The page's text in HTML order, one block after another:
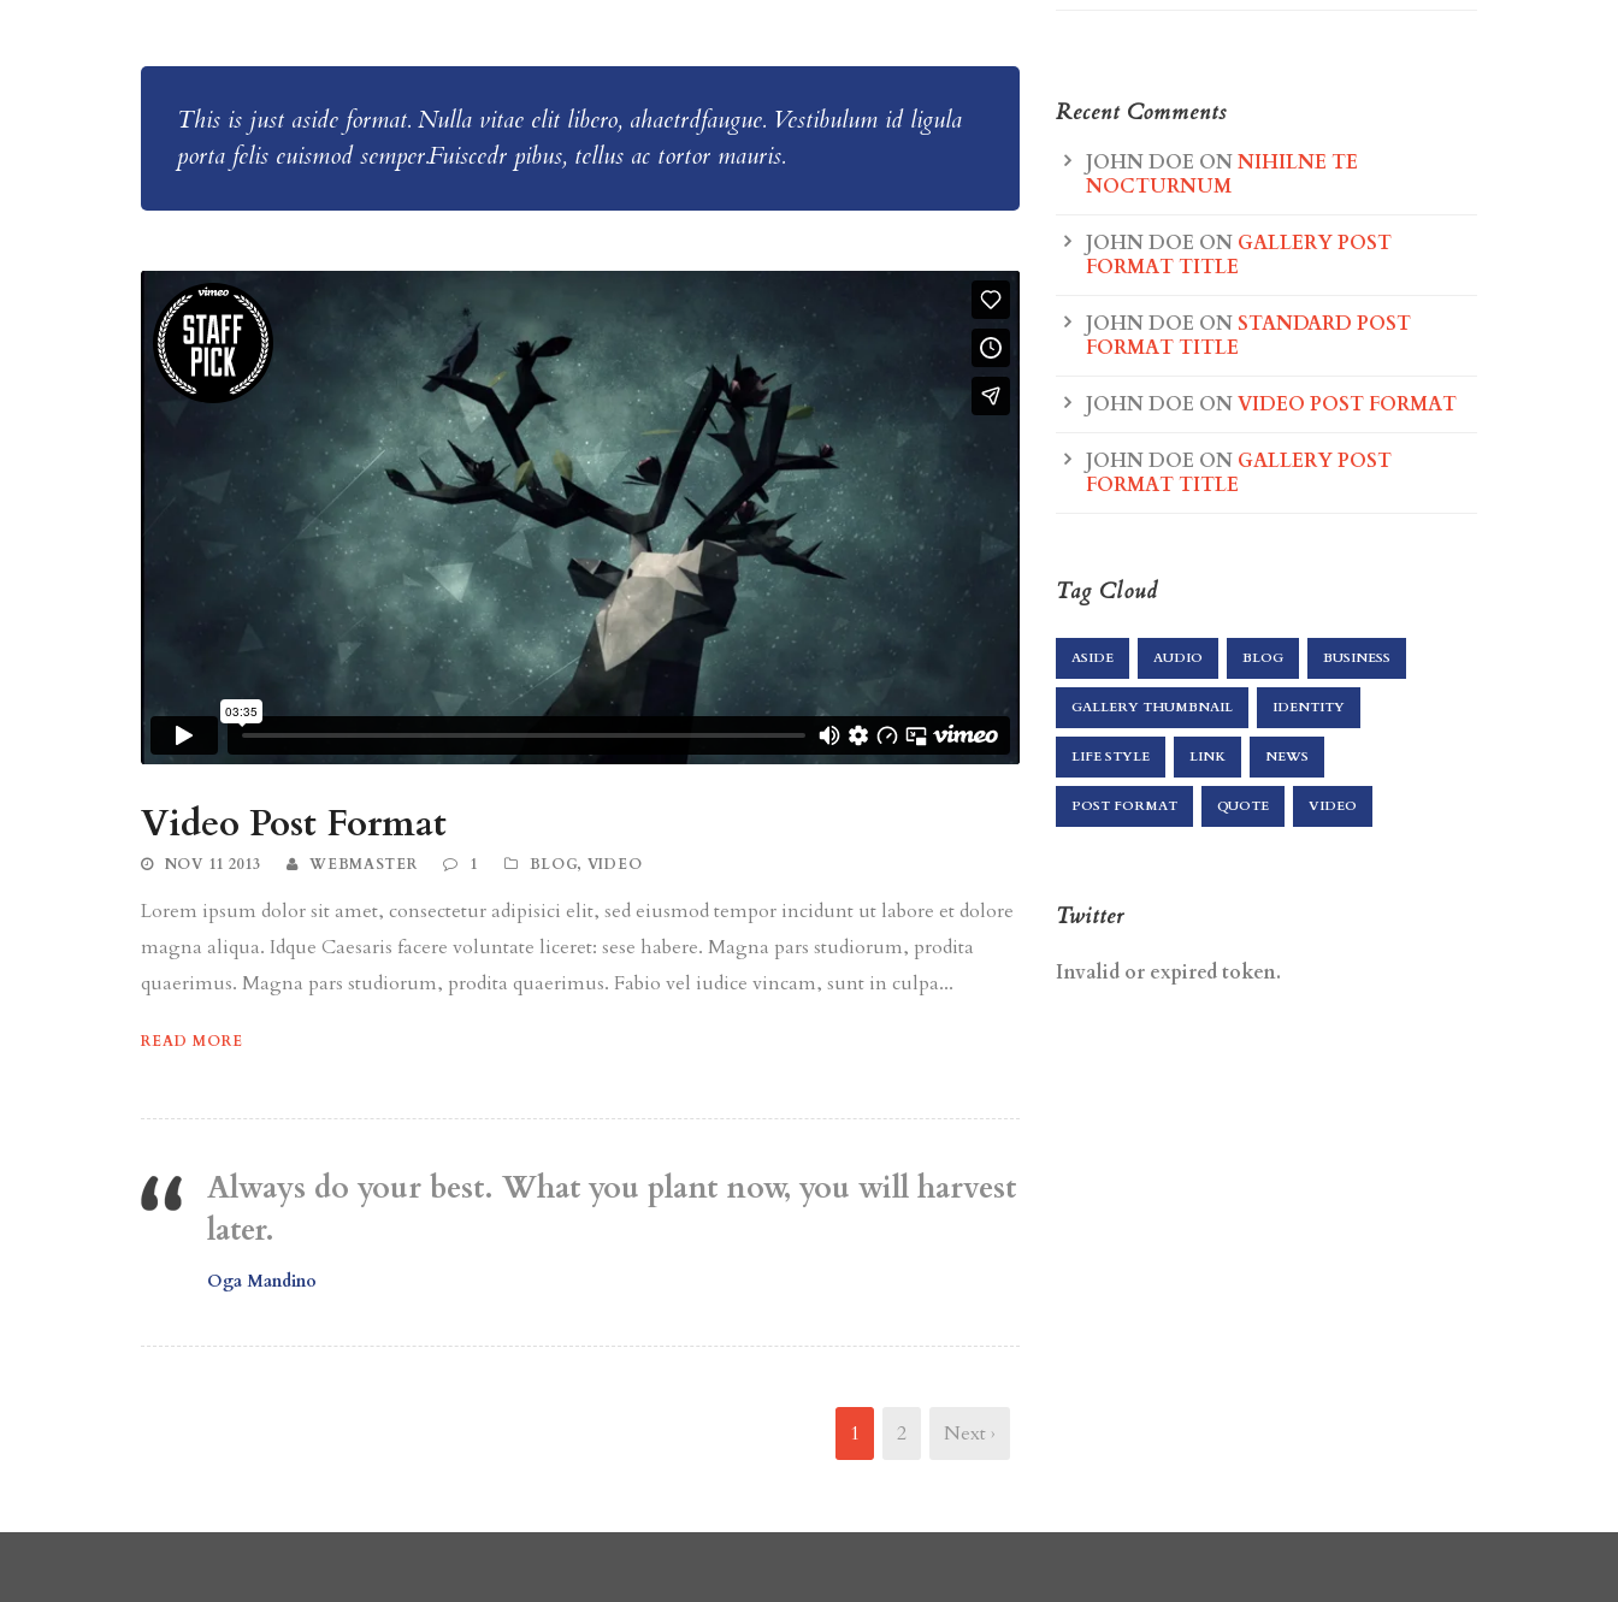
This is just aside format. Nulla vitae elit libero, ahaetrdfaugue. Vestibulum id ligula
porta felis euismod semper.Fuiscedr pibus, tellus ac tortor mauris.
Video Post Format
NOV 11 2013 WEBMASTER 1 BLOG, VIDEO
Lorem ipsum dolor sit amet, consectetur adipisici elit, sed eiusmod tempor incidunt ut labore et dolore
magna aliqua. Idque Caesaris facere voluntate liceret: sese habere. Magna pars studiorum, prodita
quaerimus. Magna pars studiorum, prodita quaerimus. Fabio vel iudice vincam, sunt in culpa...
READ MORE
Always do your best. What you plant now, you will harvest
later.
Oga Mandino
1 2 Next ›
Recent Comments
JOHN DOE ONNIHILNE TE
NOCTURNUM
JOHN DOE ON GALLERY POST
FORMAT TITLE
JOHN DOE ON STANDARD POST
FORMAT TITLE
JOHN DOE ONVIDEO POST FORMAT
JOHN DOE ON GALLERY POST
FORMAT TITLE
Tag Cloud
ASIDE AUDIO BLOG BUSINESS
GALLERY THUMBNAIL IDENTITY
LIFE STYLE LINK NEWS
POST FORMAT QUOTE VIDEO
Twitter
Invalid or expired token.